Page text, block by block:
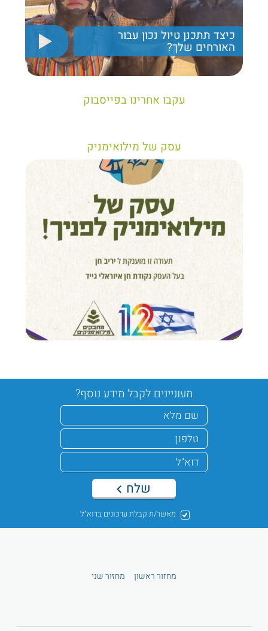
כיצד תתכנן טיול נכון עבור
האורחים שלך?
יריב חן, מציג את הקווים המנחים לבניית טיול נכון עבור
תיירים בישראל
עקבו אחרינו בפייסבוק
עסק של מילואימניק
מעוניינים לקבל מידע נוסף?
מאשר/ת קבלת עדכונים בדוא"ל
שלח
מחזור ראשון מחזור שני